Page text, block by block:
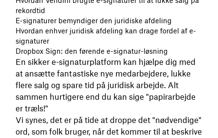
rekordtid
E-signaturer bemyndiger den juridiske afdeling
Hvordan enhver juridisk afdeling kan drage fordel af e-
signaturer
Dropbox Sign: den førende e-signatur-løsning
En sikker e-signaturplatform kan hjælpe dig med
at ansætte fantastiske nye medarbejdere, lukke
flere salg og spare tid på juridisk arbejde. Alt
sammen hurtigere end du kan sige "papirarbejde
er træls!"
Vi synes, det er på tide at droppe det "nødvendige"
ord, som folk bruger, når det kommer til at beskrive